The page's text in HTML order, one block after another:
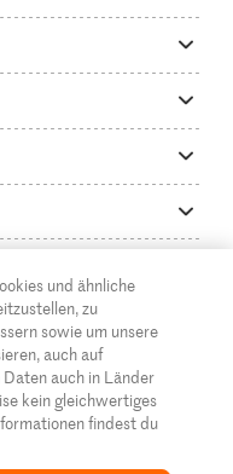
und ähnliche
zu
sowie um unsere
auch auf
auch in Länder
kein gleichwertiges
findest du